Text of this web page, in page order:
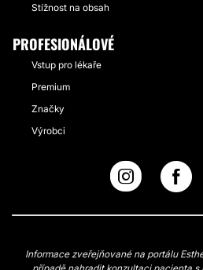
Stížnost na obsah
PROFESIONÁLOVÉ
Vstup pro lékaře
Premium
Značky
Výrobci
Informace zveřejňované na portálu